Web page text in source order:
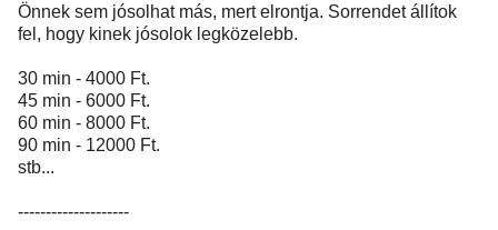
Önnek sem jósolhat más, mert elrontja. Sorrendet állítok
fel, hogy kinek jósolok legközelebb.
30 min - 4000 Ft.
45 min - 6000 Ft.
60 min - 8000 Ft.
90 min - 12000 Ft.
stb...
--------------------